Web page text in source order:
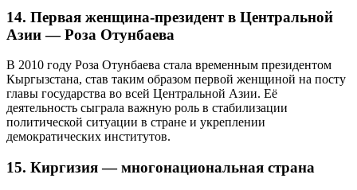
14. Первая женщина-президент в Центральной
Азии — Роза Отунбаева
В 2010 году Роза Отунбаева стала временным президентом
Кыргызстана, став таким образом первой женщиной на посту
главы государства во всей Центральной Азии. Её
деятельность сыграла важную роль в стабилизации
политической ситуации в стране и укреплении
демократических институтов.
15. Киргизия — многонациональная страна